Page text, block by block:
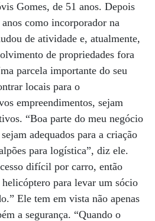
Gomes, de 51 anos. Depois
como incorporador na
de atividade e, atualmente,
de propriedades fora
parcela importante do seu
locais para o
empreendimentos, sejam
“Boa parte do meu negócio
adequados para a criação
para logística”, diz ele.
difícil por carro, então
para levar um sócio
Ele tem em vista não apenas
a segurança. “Quando o